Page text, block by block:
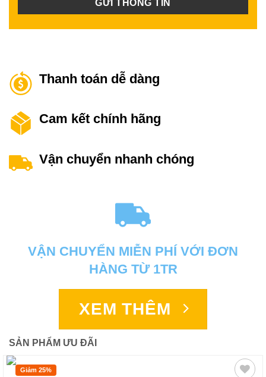
Thanh toán dễ dàng
Cam kết chính hãng
Vận chuyển nhanh chóng
VẬN CHUYỂN MIỄN PHÍ VỚI ĐƠN
HÀNG TỪ 1TR
XEM THÊM
SẢN PHẨM ƯU ĐÃI
Giảm 25%